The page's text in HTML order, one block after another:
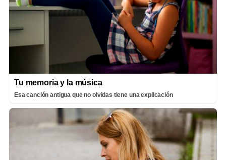
Tu memoria y la música
Esa canción antigua que no olvidas tiene una explicación